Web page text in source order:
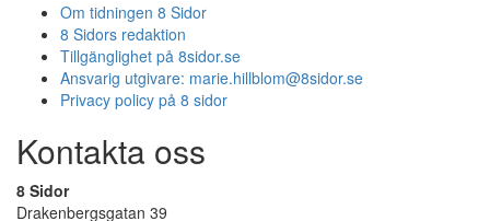
Om tidningen 8 Sidor
8 Sidors redaktion
Tillgänglighet på 8sidor.se
Ansvarig utgivare: marie.hillblom@8sidor.se
Privacy policy på 8 sidor
Kontakta oss
8 Sidor
Drakenbergsgatan 39